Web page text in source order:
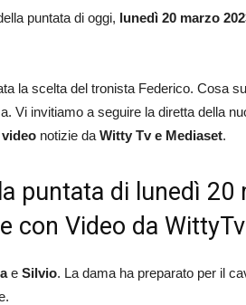
puntata di oggi, lunedì 20 marzo
la scelta del tronista Federico. Cosa
Vi invitiamo a seguire la diretta della
video notizie da Witty Tv e Mediaset.
puntata di lunedì 20
con Video da WittyTv
e Silvio. La dama ha preparato per il